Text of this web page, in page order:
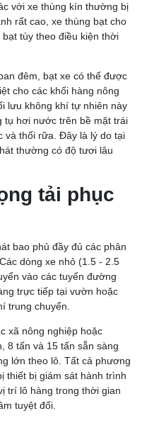
với xe thùng kín thường bị
rất cao, xe thùng bạt cho
tùy theo điều kiện thời
đêm, bạt xe có thể được
cho các khối hàng nông
lưu không khí tự nhiên này
tụ hơi nước trên bề mặt trái
và thối rữa. Đây là lý do tại
thường có độ tươi lâu
tải phục
bao phủ đầy đủ các phân
dòng xe nhỏ (1.5 - 2.5
vào các tuyến đường
trực tiếp tại vườn hoặc
trung chuyển.
xã nông nghiệp hoặc
8 tấn và 15 tấn sẵn sàng
lớn theo lô. Tất cả phương
thiết bị giám sát hành trình
trí lô hàng trong thời gian
tuyệt đối.